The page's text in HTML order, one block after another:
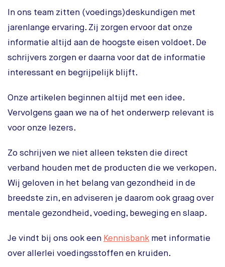
In ons team zitten (voedings)deskundigen met
jarenlange ervaring. Zij zorgen ervoor dat onze
informatie altijd aan de hoogste eisen voldoet. De
schrijvers zorgen er daarna voor dat de informatie
interessant en begrijpelijk blijft.
Onze artikelen beginnen altijd met een idee.
Vervolgens gaan we na of het onderwerp relevant is
voor onze lezers.
Zo schrijven we niet alleen teksten die direct
verband houden met de producten die we verkopen.
Wij geloven in het belang van gezondheid in de
breedste zin, en adviseren je daarom ook graag over
mentale gezondheid, voeding, beweging en slaap.
Je vindt bij ons ook een Kennisbank met informatie
over allerlei voedingsstoffen en kruiden.